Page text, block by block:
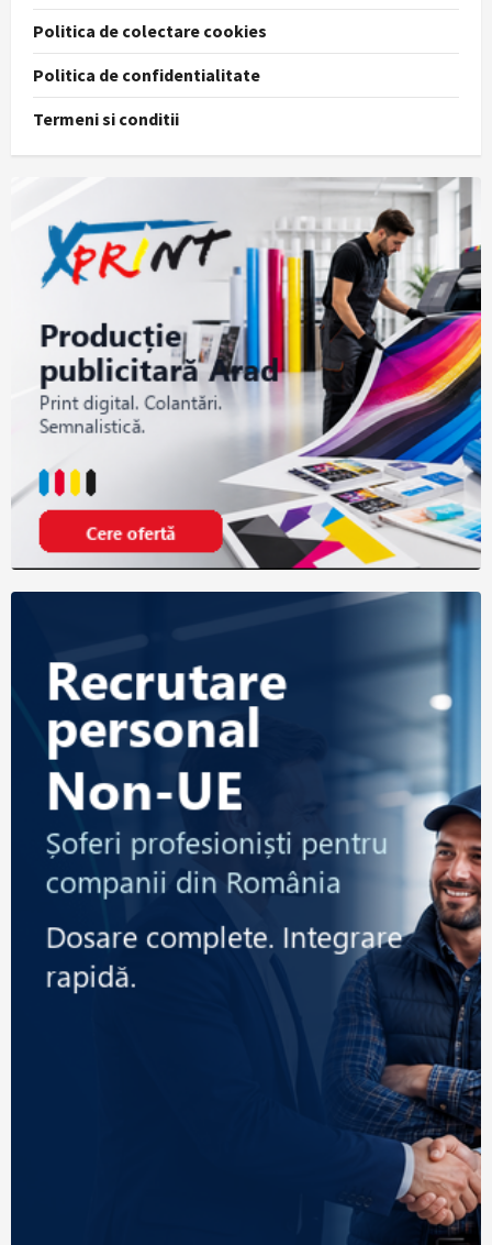
Politica de colectare cookies
Politica de confidentialitate
Termeni si conditii